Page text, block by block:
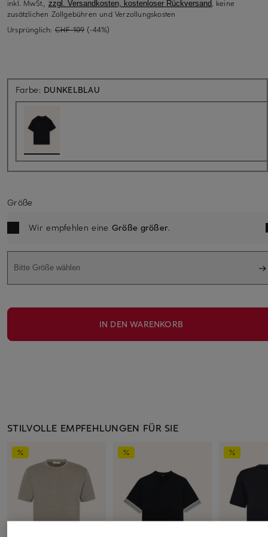
inkl. MwSt., zzgl. Versandkosten, kostenloser Rückversand , keine
zusätzlichen Zollgebühren und Verzollungskosten
Ursprünglich: CHF 109 (-44%)
Farbe: DUNKELBLAU
Größe
Wir empfehlen eine Größe größer.
Bitte Größe wählen
IN DEN WARENKORB
STILVOLLE EMPFEHLUNGEN FÜR SIE